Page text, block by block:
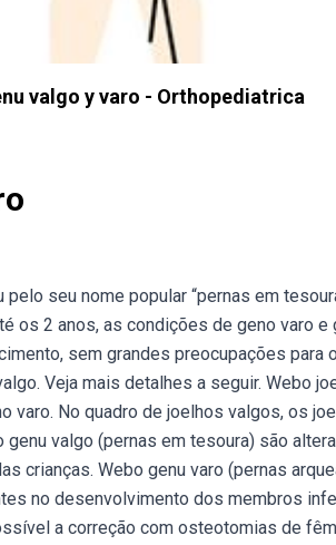
valgo y varo - Orthopediatrica
seu nome popular “pernas em
os 2 anos, as condições de geno varo
sem grandes preocupações para
Veja mais detalhes a seguir. Webo
varo. No quadro de joelhos valgos, os
valgo (pernas em tesoura) são
crianças. Webo genu varo (pernas
no desenvolvimento dos membros
a correção com osteotomias de